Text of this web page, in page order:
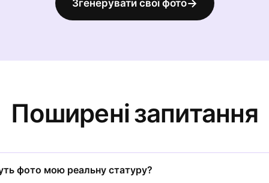
Згенерувати свої фото→
Поширені запитання
фото мою реальну статуру?